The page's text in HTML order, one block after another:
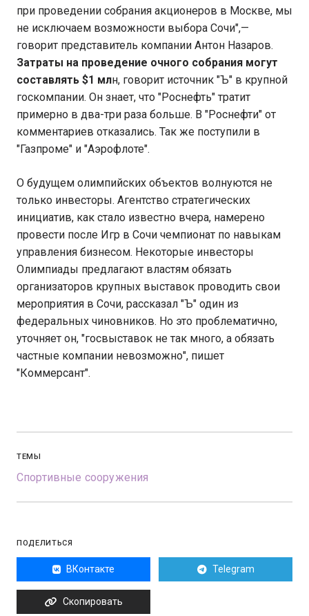
при проведении собрания акционеров в Москве, мы
не исключаем возможности выбора Сочи",—
говорит представитель компании Антон Назаров.
Затраты на проведение очного собрания могут
составлять $1 млн, говорит источник "Ъ" в крупной
госкомпании. Он знает, что "Роснефть" тратит
примерно в два-три раза больше. В "Роснефти" от
комментариев отказались. Так же поступили в
"Газпроме" и "Аэрофлоте".
О будущем олимпийских объектов волнуются не
только инвесторы. Агентство стратегических
инициатив, как стало известно вчера, намерено
провести после Игр в Сочи чемпионат по навыкам
управления бизнесом. Некоторые инвесторы
Олимпиады предлагают властям обязать
организаторов крупных выставок проводить свои
мероприятия в Сочи, рассказал "Ъ" один из
федеральных чиновников. Но это проблематично,
уточняет он, "госвыставок не так много, а обязать
частные компании невозможно", пишет
"Коммерсант".
ТЕМЫ
Спортивные сооружения
ПОДЕЛИТЬСЯ
ВКонтакте Telegram
Скопировать